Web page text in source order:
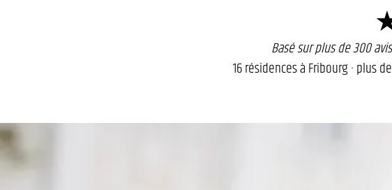
Basé sur plus de 300
16 résidences à Fribourg · plus